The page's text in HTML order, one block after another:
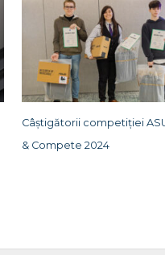
Câștigătorii competiției
& Compete 2024